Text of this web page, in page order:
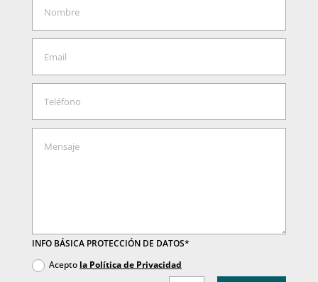
INFO BÁSICA PROTECCIÓN DE DATOS*
Acepto la Política de Privacidad